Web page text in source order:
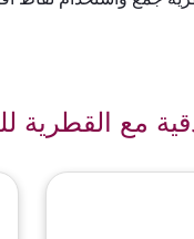
مع القطرية